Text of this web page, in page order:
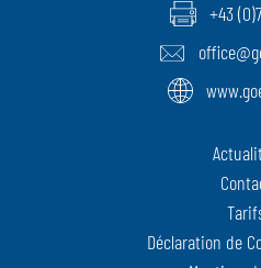
+43
Déclaration de